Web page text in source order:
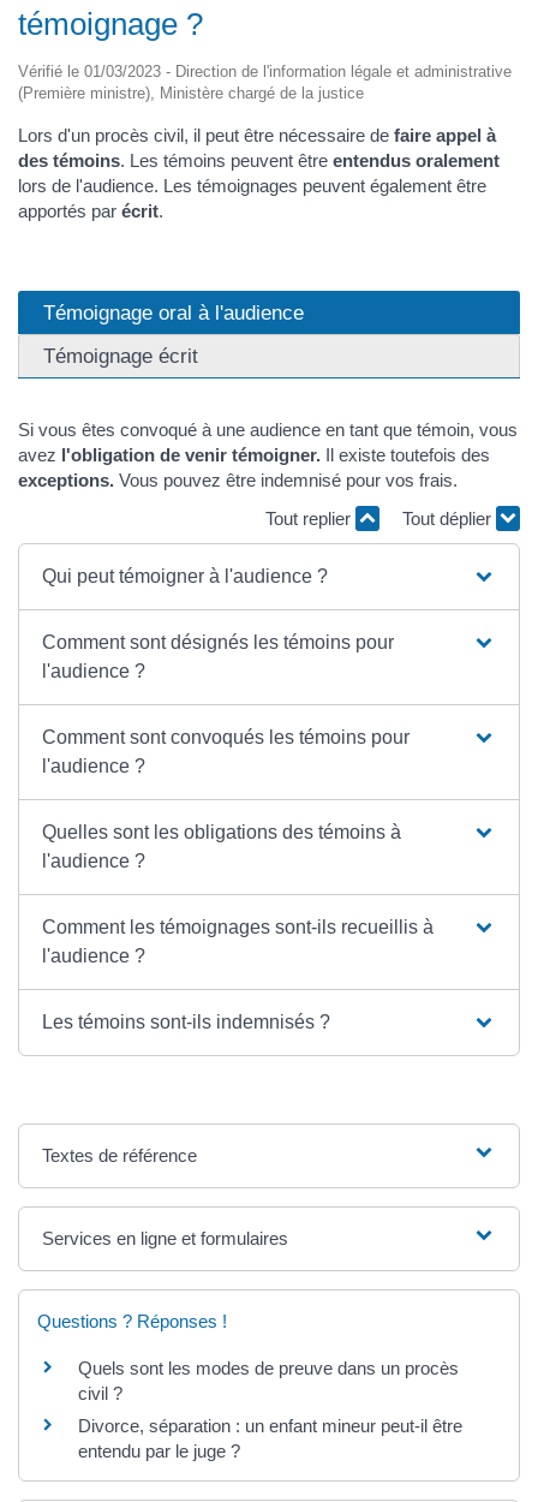
témoignage ?
Vérifié le 01/03/2023 - Direction de l'information légale et administrative
(Première ministre), Ministère chargé de la justice
Lors d'un procès civil, il peut être nécessaire de faire appel à
des témoins. Les témoins peuvent être entendus oralement
lors de l'audience. Les témoignages peuvent également être
apportés par écrit.
Témoignage oral à l'audience
Témoignage écrit
Si vous êtes convoqué à une audience en tant que témoin, vous
avez l'obligation de venir témoigner. Il existe toutefois des
exceptions. Vous pouvez être indemnisé pour vos frais.
Tout replier
Tout déplier
Qui peut témoigner à l'audience ?
Comment sont désignés les témoins pour
l'audience ?
Comment sont convoqués les témoins pour
l'audience ?
Quelles sont les obligations des témoins à
l'audience ?
Comment les témoignages sont-ils recueillis à
l'audience ?
Les témoins sont-ils indemnisés ?
Textes de référence
Services en ligne et formulaires
Questions ? Réponses !
Quels sont les modes de preuve dans un procès
civil ?
Divorce, séparation : un enfant mineur peut-il être
entendu par le juge ?